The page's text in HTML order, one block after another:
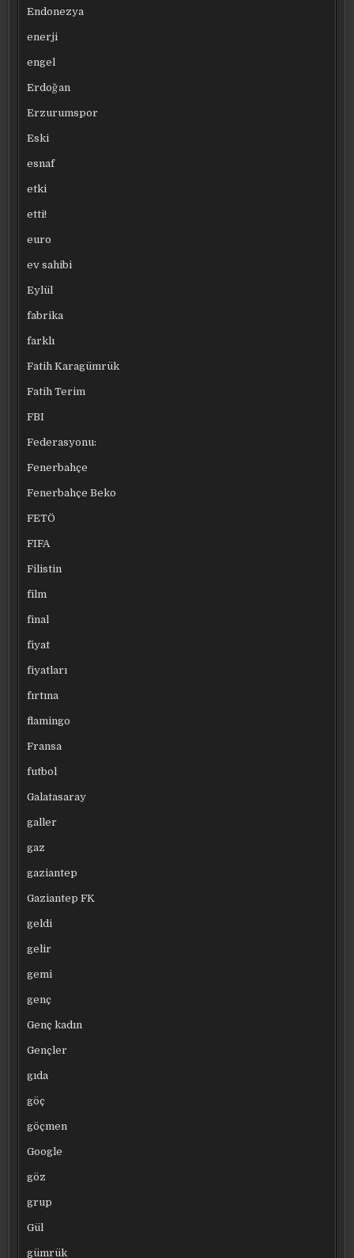
Endonezya
enerji
engel
Erdoğan
Erzurumspor
Eski
esnaf
etki
etti!
euro
ev sahibi
Eylül
fabrika
farklı
Fatih Karagümrük
Fatih Terim
FBI
Federasyonu:
Fenerbahçe
Fenerbahçe Beko
FETÖ
FIFA
Filistin
film
final
fiyat
fiyatları
fırtına
flamingo
Fransa
futbol
Galatasaray
galler
gaz
gaziantep
Gaziantep FK
geldi
gelir
gemi
genç
Genç kadın
Gençler
gıda
göç
göçmen
Google
göz
grup
Gül
gümrük